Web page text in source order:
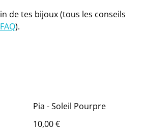
de tes bijoux (tous les conseils
FAQ).
Pia - Soleil Pourpre
10,00 €